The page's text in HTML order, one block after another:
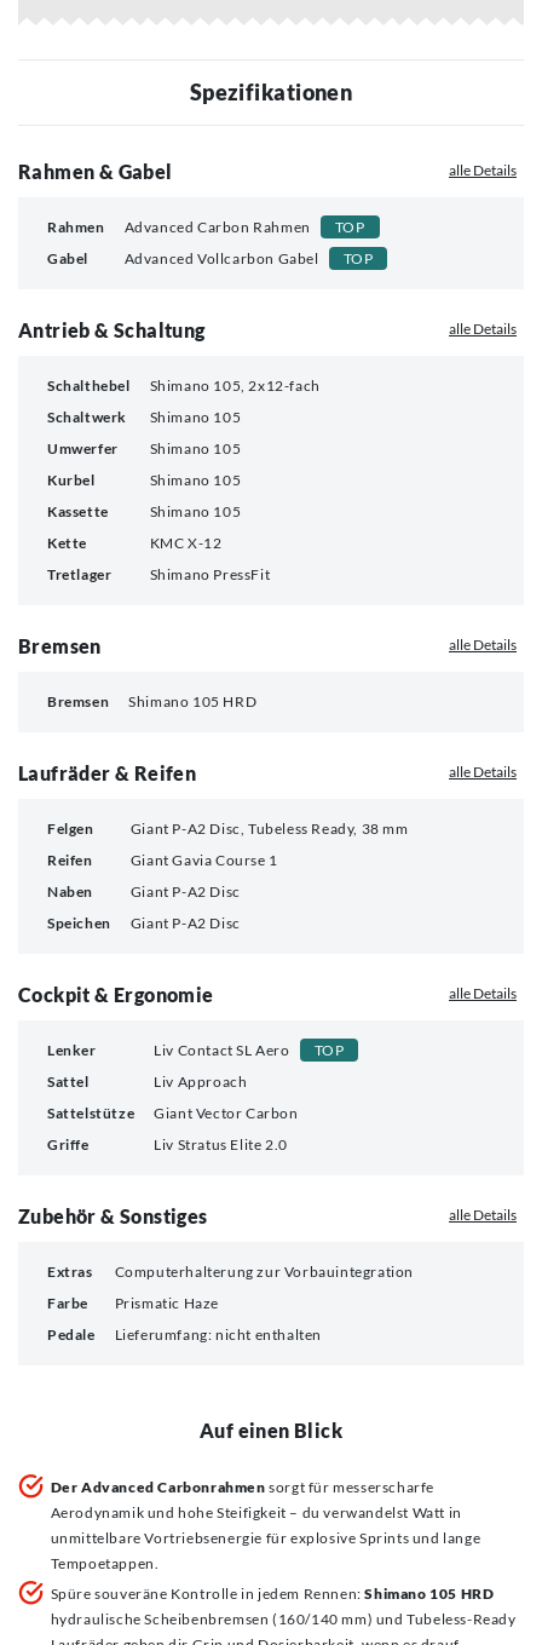
Spezifikationen
Rahmen & Gabel alle Details
Rahmen Advanced Carbon Rahmen
TOP
Gabel
Advanced Vollcarbon Gabel TOP
Antrieb & Schaltung alle Details
Schalthebel
Shimano 105, 2x12-fach
Schaltwerk
Shimano 105
Umwerfer
Shimano 105
Kurbel
Shimano 105
Kassette
Shimano 105
Kette
KMC X-12
Tretlager
Shimano PressFit
Bremsen alle Details
Bremsen Shimano 105 HRD
Laufräder & Reifen alle Details
Felgen
Giant P-A2 Disc, Tubeless Ready, 38 mm
Reifen
Giant Gavia Course 1
Naben
Giant P-A2 Disc
Speichen
Giant P-A2 Disc
Cockpit & Ergonomie alle Details
Lenker Liv Contact SL Aero
TOP
Sattel
Liv Approach
Sattelstütze
Giant Vector Carbon
Griffe
Liv Stratus Elite 2.0
Zubehör & Sonstiges alle Details
Extras
Computerhalterung zur Vorbauintegration
Farbe
Prismatic Haze
Pedale
Lieferumfang: nicht enthalten
Auf einen Blick
Der Advanced Carbonrahmen sorgt für messerscharfe
Aerodynamik und hohe Steifigkeit – du verwandelst Watt in
unmittelbare Vortriebsenergie für explosive Sprints und lange
Tempoetappen.
Spüre souveräne Kontrolle in jedem Rennen:Shimano 105 HRD
hydraulische Scheibenbremsen (160/140 mm) und Tubeless-Ready